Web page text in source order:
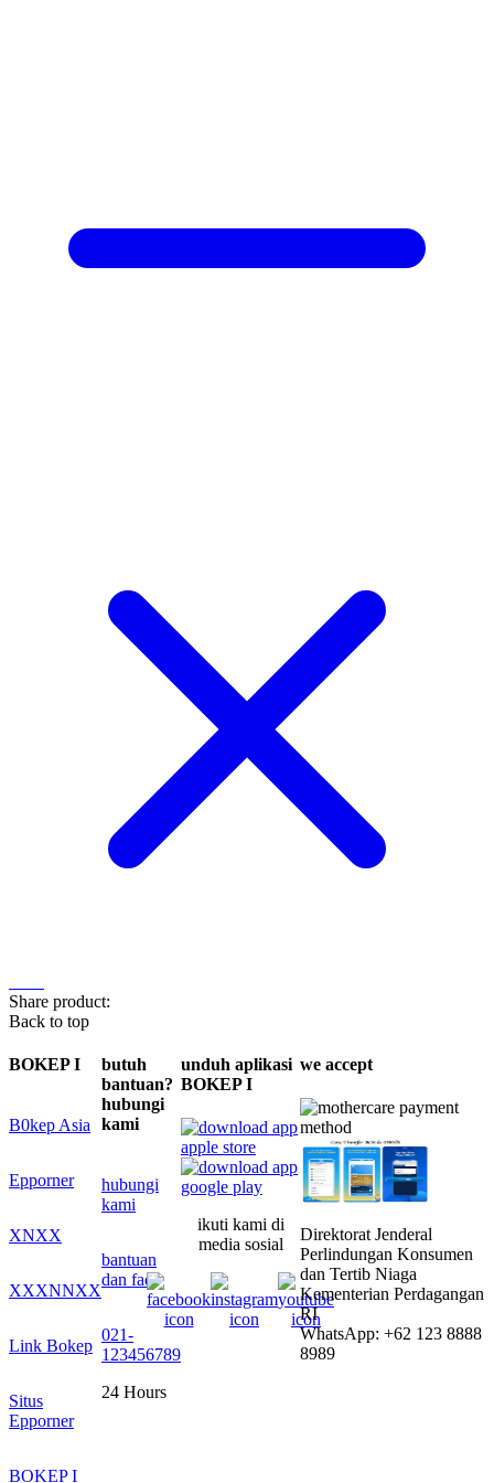
Share product:
Back to top
BOKEP I
B0kep Asia
Epporner
XNXX
XXXNNXX
Link Bokep
Situs
Epporner
BOKEP I
butuh
bantuan?
hubungi
kami
hubungi
kami
bantuan
dan faq
021-
123456789
24 Hours
unduh aplikasi
BOKEP I
ikuti kami di
media sosial
we accept
Direktorat Jenderal
Perlindungan Konsumen
dan Tertib Niaga
Kementerian Perdagangan
RI
WhatsApp: +62 123 8888
8989